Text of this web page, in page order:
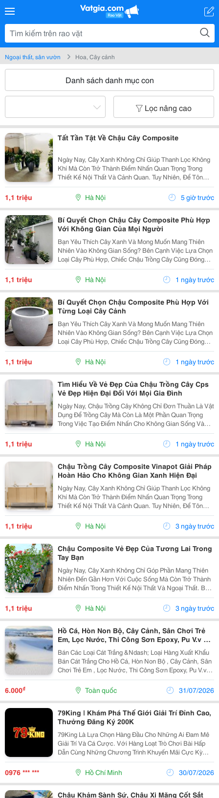
Ngoại thất, sân vườn Hoa, Cây cảnh
Danh sách danh mục con
Lọc nâng cao
Tất Tần Tật Về Chậu Cây Composite
Ngày Nay, Cây Xanh Không Chỉ Giúp Thanh Lọc Không
Khí Mà Còn Trở Thành Điểm Nhấn Quan Trọng Trong
Thiết Kế Nội Thất Và Cảnh Quan. Tuy Nhiên, Để Tôn
Lên Vẻ Đẹp Của Cây Và Tạo Nên Một Tổng Thể Hài
Hòa, Việc Lựa Chọn Chậu Trồng Cây Phù Hợp Là Điều
Không...
1,1 triệu Hà Nội 5 giờ trước
Bí Quyết Chọn Chậu Cây Composite Phù Hợp
Với Không Gian Của Mọi Người
Bạn Yêu Thích Cây Xanh Và Mong Muốn Mang Thiên
Nhiên Vào Không Gian Sống? Bên Cạnh Việc Lựa Chọn
Loại Cây Phù Hợp, Chiếc Chậu Trồng Cây Cũng Đóng
Vai Trò Vô Cùng Quan Trọng. Không Chỉ Là Nơi Giúp
Cây Phát Triển Khỏe Mạnh, Chậu Còn Góp Phần Tạo
Nên Vẻ...
1,1 triệu Hà Nội 1 ngày trước
Bí Quyết Chọn Chậu Composite Phù Hợp Với
Từng Loại Cây Cảnh
Bạn Yêu Thích Cây Xanh Và Mong Muốn Mang Thiên
Nhiên Vào Không Gian Sống? Bên Cạnh Việc Lựa Chọn
Loại Cây Phù Hợp, Chiếc Chậu Trồng Cây Cũng Đóng
Vai Trò Vô Cùng Quan Trọng. Không Chỉ Là Nơi Giúp
Cây Phát Triển Khỏe Mạnh, Chậu Còn Góp Phần Tạo
Nên Vẻ...
1,1 triệu Hà Nội 1 ngày trước
Tìm Hiểu Về Vẻ Đẹp Của Chậu Trồng Cây Cps
Vẻ Đẹp Hiện Đại Đối Với Mọi Gia Đình
Ngày Nay, Chậu Trồng Cây Không Chỉ Đơn Thuần Là Vật
Dụng Để Trồng Cây Mà Còn Là Một Phần Quan Trọng
Trong Việc Tạo Điểm Nhấn Cho Không Gian Sống Và
Làm Việc. Vì Vậy, Việc Lựa Chọn Một Sản Phẩm Có Độ
Bền Cao, Tính Thẩm Mỹ Tốt Và Phù Hợp Với Nhiều...
1,1 triệu Hà Nội 1 ngày trước
Chậu Trồng Cây Composite Vinapot Giải Pháp
Hoàn Hảo Cho Không Gian Xanh Hiện Đại
Ngày Nay, Cây Xanh Không Chỉ Giúp Thanh Lọc Không
Khí Mà Còn Trở Thành Điểm Nhấn Quan Trọng Trong
Thiết Kế Nội Thất Và Cảnh Quan. Tuy Nhiên, Để Tôn
Lên Vẻ Đẹp Của Cây Và Tạo Nên Một Tổng Thể Hài
Hòa, Việc Lựa Chọn Chậu Trồng Cây Phù Hợp Là Điều
Không...
1,1 triệu Hà Nội 3 ngày trước
Chậu Composite Vẻ Đẹp Của Tương Lai Trong
Tay Bạn
Ngày Nay, Cây Xanh Không Chỉ Góp Phần Mang Thiên
Nhiên Đến Gần Hơn Với Cuộc Sống Mà Còn Trở Thành
Điểm Nhấn Trong Thiết Kế Nội Thất Và Ngoại Thất. Bên
Cạnh Việc Lựa Chọn Loại Cây Phù Hợp, Một Chiếc
Chậu Đẹp, Bền Và Hài Hòa Với Không Gian Cũng
Đóng...
1,1 triệu Hà Nội 3 ngày trước
Hồ Cá, Hòn Non Bộ, Cây Cảnh, Sân Chơi Trẻ
Em, Lọc Nước, Thi Công Sơn Epoxy, Pu V.v Có
Sẵn Cát Trắng
Bán Các Loại Cát Trắng &Ndash; Loại Hàng Xuất Khẩu
Bán Cát Trắng Cho Hồ Cá, Hòn Non Bộ , Cây Cảnh, Sân
Chơi Trẻ Em , Lọc Nước, Thi Công Sơn Epoxy, Pu V.v
Chuyên Cung Cấp Các Loại Cát Trắng Thạch Anh (Chất
Lượng Xuất Khẩu), Từ Loại Mịn Như Bột...
6.000₫ Toàn quốc 31/07/2026
79King | Khám Phá Thế Giới Giải Trí Đỉnh Cao,
Thưởng Đăng Ký 200K
79King Là Lựa Chọn Hàng Đầu Cho Những Ai Đam Mê
Giải Trí Và Cá Cược. Với Hàng Loạt Trò Chơi Bài Hấp
Dẫn Cùng Những Chương Trình Khuyến Mãi Cực Kỳ
Hấp Dẫn, Bạn Sẽ Không Bao Giờ Muốn Rời Khỏi Sân
Chơi Này. Tham Gia Ngay Để Trải Nghiệm Cảm Giác
Hồi Hộp...
0976 *** *** Hồ Chí Minh 30/07/2026
Chậu Khảm Sành Sứ, Chậu Xi Măng Cốt Sắt